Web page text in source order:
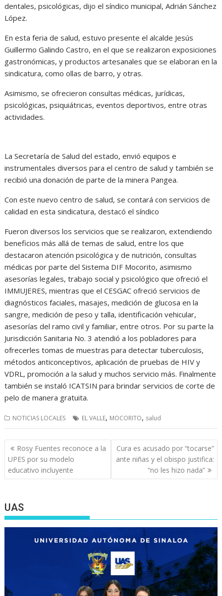
dentales, psicológicas, dijo el síndico municipal, Adrián Sánchez
López.
En esta feria de salud, estuvo presente el alcalde Jesús
Guillermo Galindo Castro, en el que se realizaron exposiciones
gastronómicas, y productos artesanales que se elaboran en la
sindicatura, como ollas de barro, y otras.
Asimismo, se ofrecieron consultas médicas, jurídicas,
psicológicas, psiquiátricas, eventos deportivos, entre otras
actividades.
La Secretaría de Salud del estado, envió equipos e
instrumentales diversos para el centro de salud y también se
recibió una donación de parte de la minera Pangea.
Con este nuevo centro de salud, se contará con servicios de
calidad en esta sindicatura, destacó el síndico
Fueron diversos los servicios que se realizaron, extendiendo
beneficios más allá de temas de salud, entre los que
destacaron atención psicológica y de nutrición, consultas
médicas por parte del Sistema DIF Mocorito, asimismo
asesorías legales, trabajo social y psicológico que ofreció el
IMMUJERES, mientras que el CESGAC ofreció servicios de
diagnósticos faciales, masajes, medición de glucosa en la
sangre, medición de peso y talla, identificación vehicular,
asesorías del ramo civil y familiar, entre otros. Por su parte la
Jurisdicción Sanitaria No. 3 atendió a los pobladores para
ofrecerles tomas de muestras para detectar tuberculosis,
métodos anticonceptivos, aplicación de pruebas de HIV y
VDRL, promoción a la salud y muchos servicio más. Finalmente
también se instaló ICATSIN para brindar servicios de corte de
pelo de manera gratuita.
NOTICIAS LOCALES EL VALLE, MOCORITO, salud
Navegación
de
entradas
Rosy Fuentes reconoce a la
UPES por su modelo
educativo incluyente
Cura es acusado por “tocarse”
ante niñas y el obispo justifica:
“no les hizo nada”
UAS